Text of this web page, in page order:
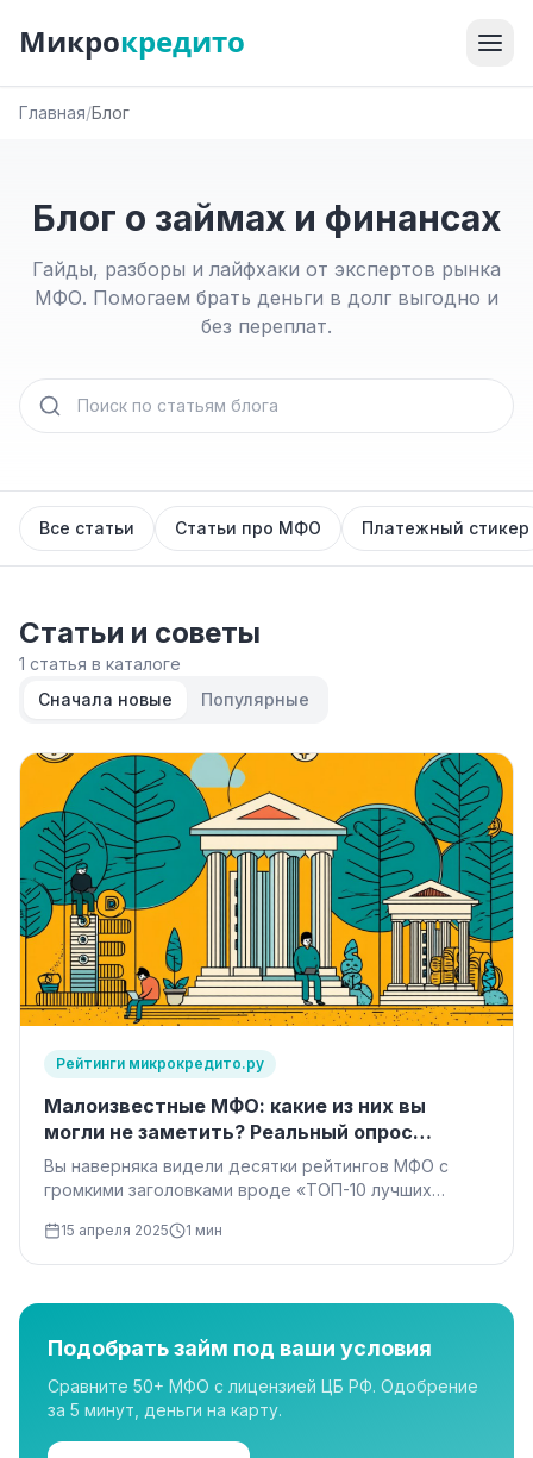
Микрокредито
Главная/Блог
Блог о займах и финансах
Гайды, разборы и лайфхаки от экспертов рынка
МФО. Помогаем брать деньги в долг выгодно и
без переплат.
Все статьи Статьи про МФО Платежный стикер
Статьи и советы
1 статья в каталоге
Сначала новые
Популярные
Рейтинги микрокредито.ру
Малоизвестные МФО: какие из них вы
могли не заметить? Реальный опрос
заемщиков
Вы наверняка видели десятки рейтингов МФО с
громкими заголовками вроде «ТОП-10 лучших
15 апреля 2025 1 мин
Подобрать займ под ваши условия
Сравните 50+ МФО с лицензией ЦБ РФ. Одобрение
за 5 минут, деньги на карту.